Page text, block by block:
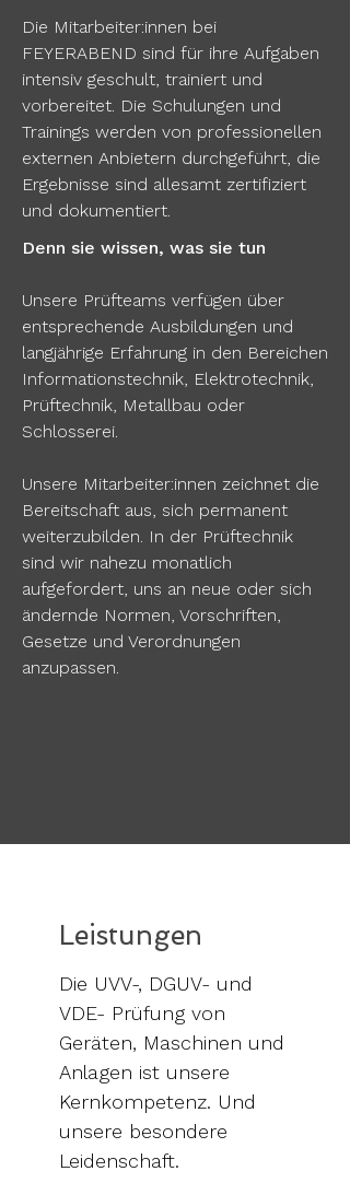
Die Mitarbeiter:innen bei
FEYERABEND sind für ihre Aufgaben
intensiv geschult, trainiert und
vorbereitet. Die Schulungen und
Trainings werden von professionellen
externen Anbietern durchgeführt, die
Ergebnisse sind allesamt zertifiziert
und dokumentiert.
Denn sie wissen, was sie tun
Unsere Prüfteams verfügen über
entsprechende Ausbildungen und
langjährige Erfahrung in den Bereichen
Informationstechnik, Elektrotechnik,
Prüftechnik, Metallbau oder
Schlosserei.
Unsere Mitarbeiter:innen zeichnet die
Bereitschaft aus, sich permanent
weiterzubilden. In der Prüftechnik
sind wir nahezu monatlich
aufgefordert, uns an neue oder sich
ändernde Normen, Vorschriften,
Gesetze und Verordnungen
anzupassen.
Leistungen
Die UVV-, DGUV- und
VDE- Prüfung von
Geräten, Maschinen und
Anlagen ist unsere
Kernkompetenz. Und
unsere besondere
Leidenschaft.